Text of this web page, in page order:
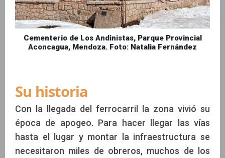
Cementerio de Los Andinistas, Parque Provincial
Aconcagua, Mendoza. Foto: Natalia Fernández
Su historia
Con la llegada del ferrocarril la zona vivió su
época de apogeo. Para hacer llegar las vías
hasta el lugar y montar la infraestructura se
necesitaron miles de obreros, muchos de los